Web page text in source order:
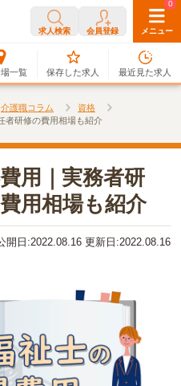
求人検索 会員登録 メニュー
一覧
0
保存した求人
0
最近見た求人
介護職コラム
資格
者研修の費用相場も紹介
用｜実務者研
用相場も紹介
開日:2022.08.16 更新日:2022.08.16